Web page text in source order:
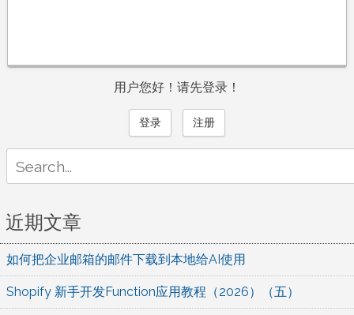
用户您好！请先登录！
登录 注册
for:
近期文章
如何把企业邮箱的邮件下载到本地给AI使用
Shopify 新手开发Function应用教程（2026）（五）